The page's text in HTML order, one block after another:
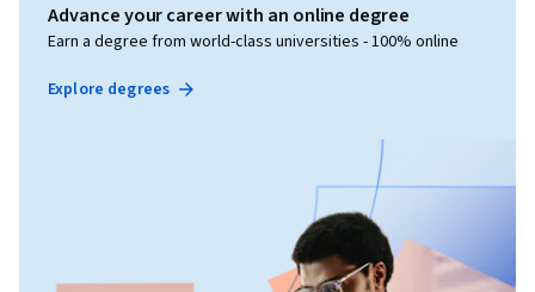
Advance your career with an online degree
Earn a degree from world-class universities - 100% online
Explore degrees